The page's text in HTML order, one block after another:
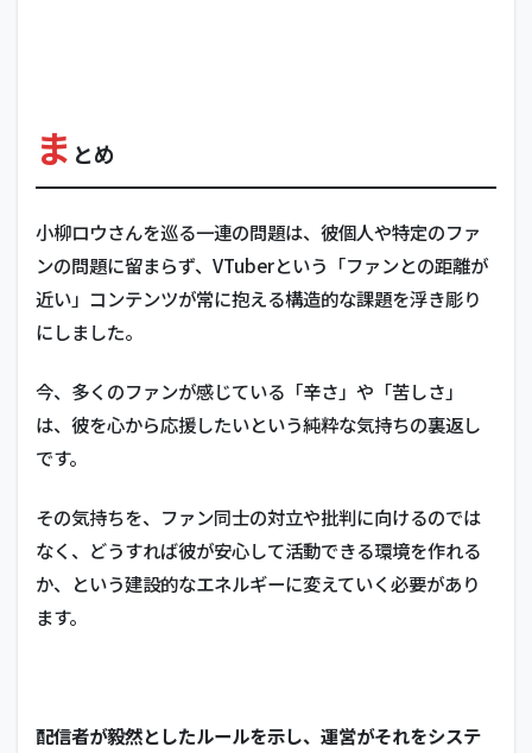
ま とめ
小柳ロウさんを巡る一連の問題は、彼個人や特定のファ
ンの問題に留まらず、VTuberという「ファンとの距離が
近い」コンテンツが常に抱える構造的な課題を浮き彫り
にしました。
今、多くのファンが感じている「辛さ」や「苦しさ」
は、彼を心から応援したいという純粋な気持ちの裏返し
です。
その気持ちを、ファン同士の対立や批判に向けるのでは
なく、どうすれば彼が安心して活動できる環境を作れる
か、という建設的なエネルギーに変えていく必要があり
ます。
配信者が毅然としたルールを示し、運営がそれをシステ